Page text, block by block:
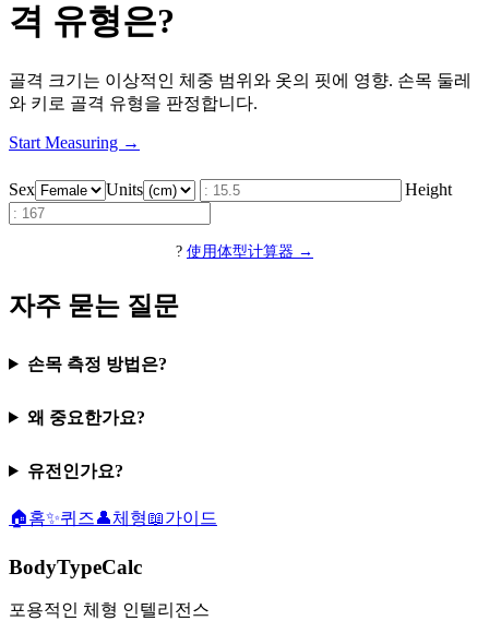
격 유형은?
골격 크기는 이상적인 체중 범위와 옷의 핏에 영향. 손목 둘레
와 키로 골격 유형을 판정합니다.
Start Measuring →
Sex Units Height
? 使用体型计算器 →
자주 묻는 질문
손목 측정 방법은?
왜 중요한가요?
유전인가요?
🏠홈✨퀴즈👤체형📖가이드
BodyTypeCalc
포용적인 체형 인텔리전스